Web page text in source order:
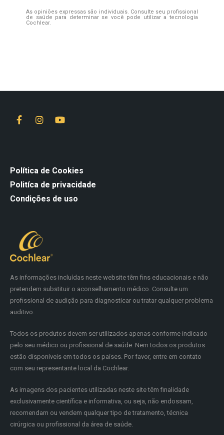
As opiniões expressas são individuais. Consulte seu profissional
de saúde para determinar se você pode utilizar a tecnologia
Cochlear.
As informações incluídas neste website têm fins educacionais e não
pretendem substituir o aconselhamento médico. Consulte um
profissional de audição para diagnosticar ou tratar qualquer problema
auditivo.
Todos os produtos devem ser utilizados apenas conforme indicado
pelo seu médico ou profissional de saúde. Nem todos os produtos
estão disponíveis em todos os países. Por favor, entre em contato
com seu representante local da Cochlear.
As imagens dos pacientes utilizadas neste site têm finalidade
exclusivamente científica e informativa, ou seja, não endossam,
recomendam ou vendem qualquer tipo de tratamento, técnica
cirúrgica ou profissional da área de saúde.
Política de Cookies
Politíca de privacidade
Condições de uso